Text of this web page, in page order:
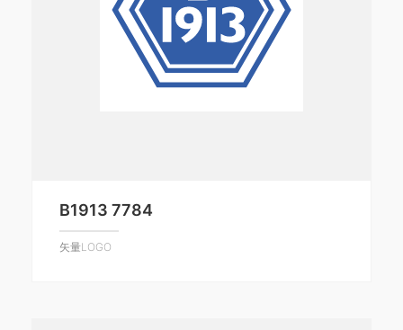
B1913 7784
矢量LOGO